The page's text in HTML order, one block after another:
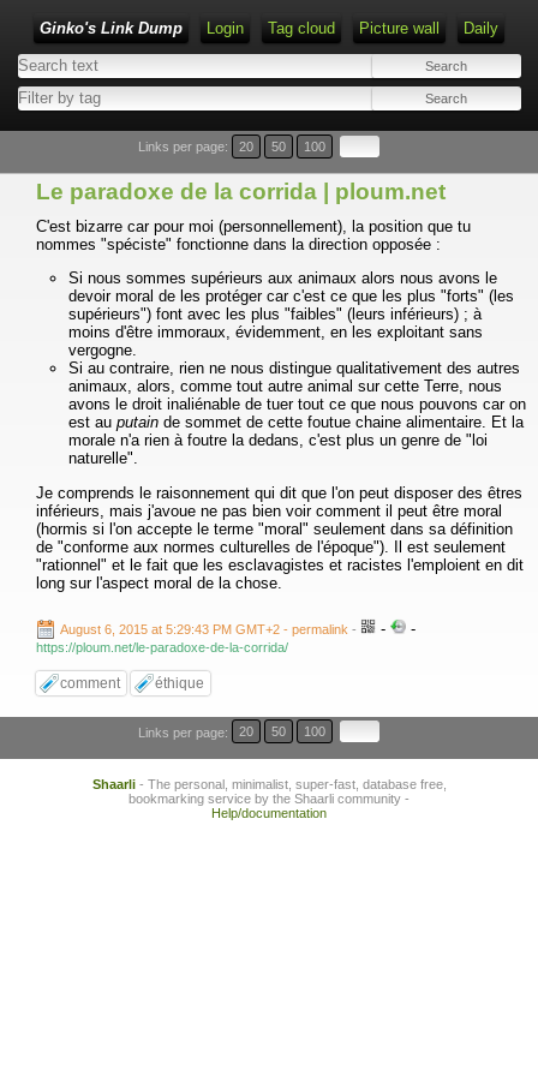
Ginko's Link Dump Login Tag cloud Picture wall Daily
Type 1 or more characters for results.
Links per page: 20 50 100
Le paradoxe de la corrida | ploum.net
C'est bizarre car pour moi (personnellement), la position que tu
nommes "spéciste" fonctionne dans la direction opposée :
Si nous sommes supérieurs aux animaux alors nous avons le
devoir moral de les protéger car c'est ce que les plus "forts" (les
supérieurs") font avec les plus "faibles" (leurs inférieurs) ; à
moins d'être immoraux, évidemment, en les exploitant sans
vergogne.
Si au contraire, rien ne nous distingue qualitativement des autres
animaux, alors, comme tout autre animal sur cette Terre, nous
avons le droit inaliénable de tuer tout ce que nous pouvons car on
est au putainde sommet de cette foutue chaine alimentaire. Et la
morale n'a rien à foutre la dedans, c'est plus un genre de "loi
naturelle".
Je comprends le raisonnement qui dit que l'on peut disposer des êtres
inférieurs, mais j'avoue ne pas bien voir comment il peut être moral
(hormis si l'on accepte le terme "moral" seulement dans sa définition
de "conforme aux normes culturelles de l'époque"). Il est seulement
"rationnel" et le fait que les esclavagistes et racistes l'emploient en dit
long sur l'aspect moral de la chose.
August 6, 2015 at 5:29:43 PM GMT+2 - permalink - - -
https://ploum.net/le-paradoxe-de-la-corrida/
comment éthique
Links per page: 20 50 100
Shaarli- The personal, minimalist, super-fast, database free,
bookmarking service by the Shaarli community -
Help/documentation